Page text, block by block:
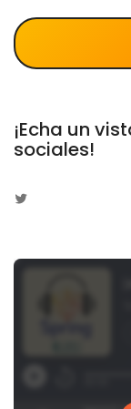
¡Echa un
sociales!